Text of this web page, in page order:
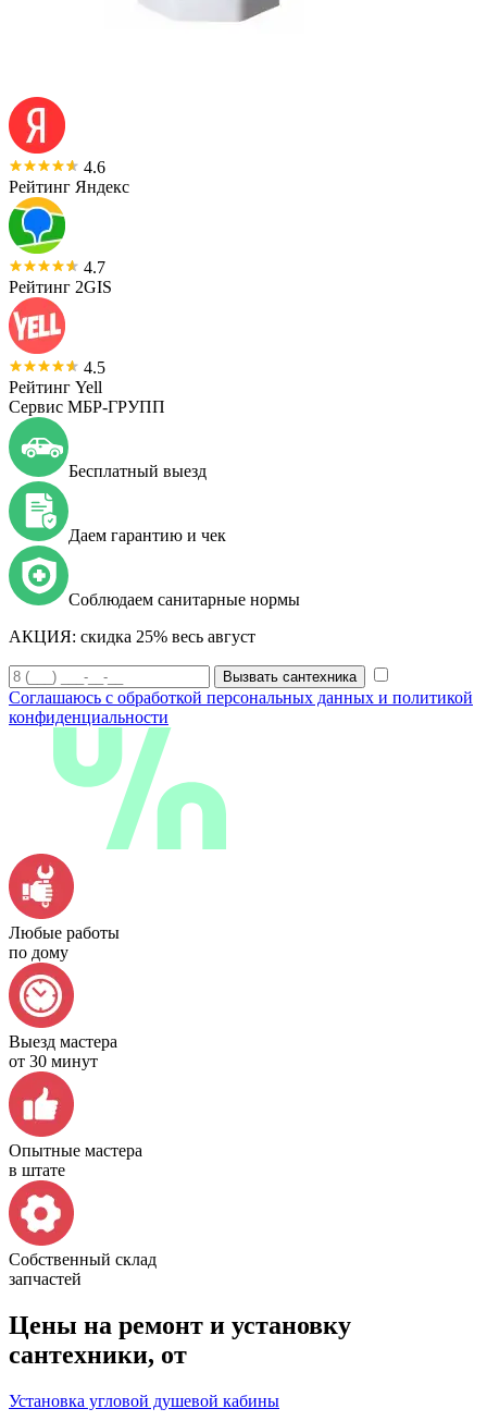
4.6
Рейтинг Яндекс
4.7
Рейтинг 2GIS
4.5
Рейтинг Yell
Сервис МБР-ГРУПП
Бесплатный выезд
Даем гарантию и чек
Соблюдаем санитарные нормы
АКЦИЯ: скидка 25% весь август
Вызвать сантехника
Соглашаюсь с обработкой персональных данных и политикой
конфиденциальности
Любые работы
по дому
Выезд мастера
от 30 минут
Опытные мастера
в штате
Собственный склад
запчастей
Цены на ремонт и установку
сантехники, от
Установка угловой душевой кабины